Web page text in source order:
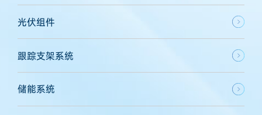
光伏组件
跟踪支架系统
储能系统